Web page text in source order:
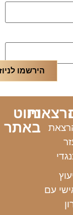
עם
ניווט
באתר
הירשמו